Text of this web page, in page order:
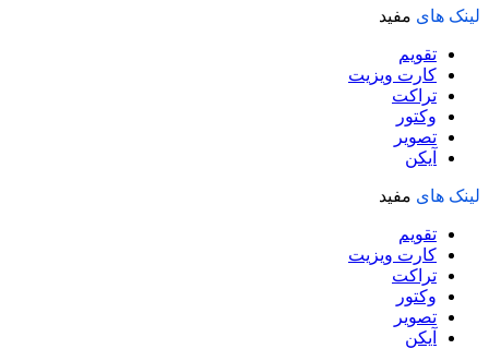
لینک های مفید
تقویم
کارت ویزیت
تراکت
وکتور
تصویر
آیکن
لینک های مفید
تقویم
کارت ویزیت
تراکت
وکتور
تصویر
آیکن